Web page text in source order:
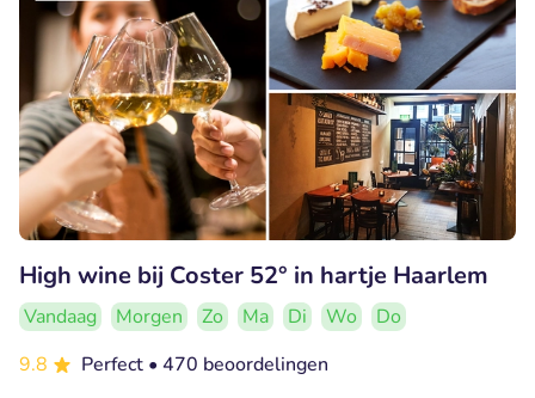
High wine bij Coster 52° in hartje Haarlem
Vandaag Morgen Zo Ma Di Wo
Do
9.8
Perfect • 470 beoordelingen